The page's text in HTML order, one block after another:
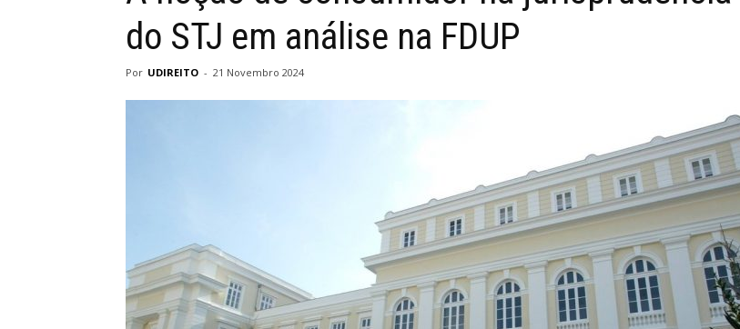
Portal
do STJ em análise na FDUP
Por UDIREITO - 21 Novembro 2024